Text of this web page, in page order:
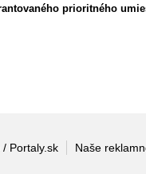
prioritného
Portaly.sk Naše